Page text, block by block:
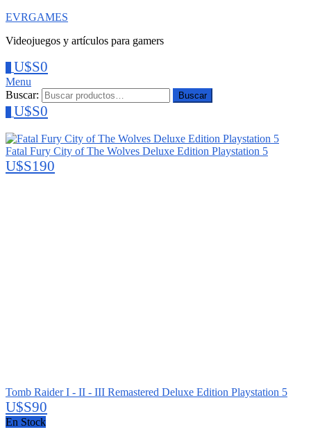
EVRGAMES
Videojuegos y artículos para gamers
U$S0
Menu
Buscar:
Buscar
U$S0
Fatal Fury City of The Wolves Deluxe Edition Playstation 5
U$S190
Tomb Raider I - II - III Remastered Deluxe Edition Playstation 5
U$S90
En Stock